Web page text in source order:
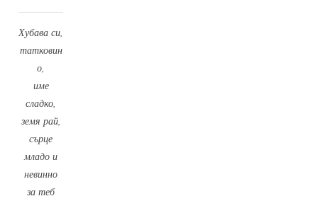
Хубава си,
татковин
о,
име
сладко,
земя рай,
сърце
младо и
невинно
за теб